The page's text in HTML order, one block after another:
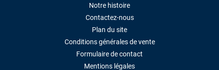
Notre histoire
Contactez-nous
Plan du site
Conditions générales de vente
Formulaire de contact
Mentions légales